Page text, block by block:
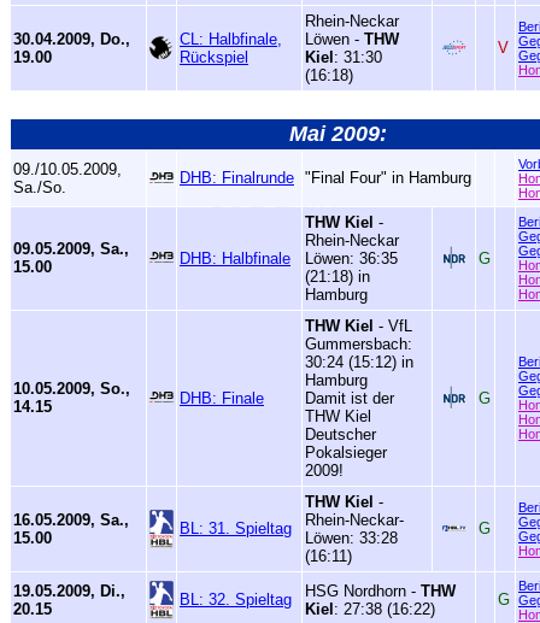
30.04.2009, Do.,
19.00
CL: Halbfinale,
Rückspiel
Rhein-Neckar
Löwen - THW
Kiel : 31:30
(16:18)
V
Mai 2009:
09./10.05.2009,
Sa./So.
DHB: Finalrunde "Final Four" in Hamburg
09.05.2009, Sa.,
15.00
DHB: Halbfinale
THW Kiel -
Rhein-Neckar
Löwen: 36:35
(21:18) in
Hamburg
G
10.05.2009, So.,
14.15
DHB: Finale
THW Kiel - VfL
Gummersbach:
30:24 (15:12) in
Hamburg
Damit ist der
THW Kiel
Deutscher
Pokalsieger
2009!
G
16.05.2009, Sa.,
15.00
BL: 31. Spieltag
THW Kiel -
Rhein-Neckar-
Löwen: 33:28
(16:11)
G
19.05.2009, Di.,
20.15
BL: 32. Spieltag HSG Nordhorn - THW
Kiel : 27:38 (16:22)
G